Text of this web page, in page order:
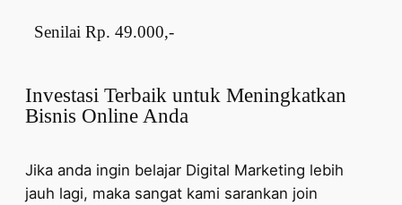
Senilai Rp. 49.000,-
Investasi Terbaik untuk Meningkatkan
Bisnis Online Anda
Jika anda ingin belajar Digital Marketing lebih
jauh lagi, maka sangat kami sarankan join